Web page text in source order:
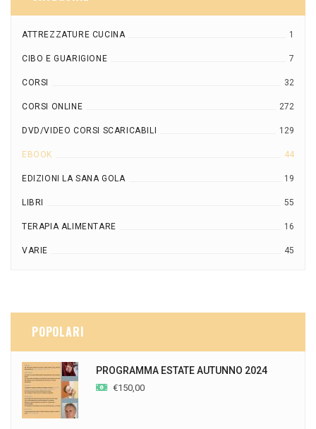
ATTREZZATURE CUCINA 1
CIBO E GUARIGIONE 7
CORSI 32
CORSI ONLINE 272
DVD/VIDEO CORSI SCARICABILI 129
EBOOK 44
EDIZIONI LA SANA GOLA 19
LIBRI 55
TERAPIA ALIMENTARE 16
VARIE 45
POPOLARI
PROGRAMMA ESTATE AUTUNNO 2024
€150,00